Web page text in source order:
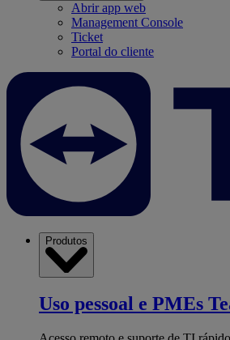
Abrir app web
Management Console
Ticket
Portal do cliente
Produtos
Uso pessoal e PMEs